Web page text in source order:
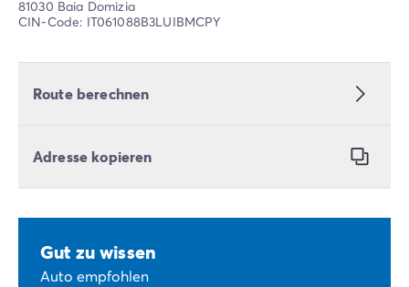
81030 Baia Domizia
CIN-Code: IT061088B3LUIBMCPY
Route berechnen
Adresse kopieren
Gut zu wissen
Auto empfohlen